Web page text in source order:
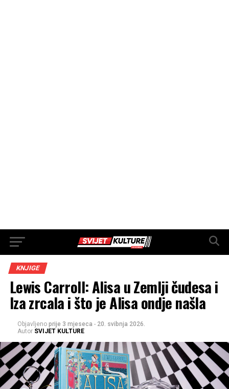
KNJIGE
Lewis Carroll: Alisa u Zemlji čudesa i
Iza zrcala i što je Alisa ondje našla
Objavljeno prije 3 mjeseca - 20. svibnja 2026.
Autor SVIJET KULTURE